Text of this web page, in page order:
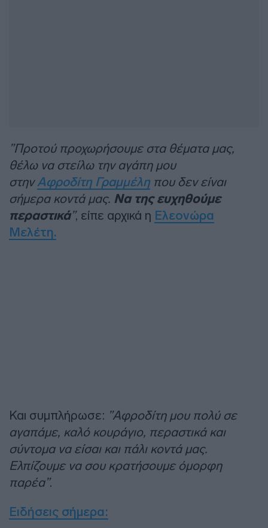
”Προτού προχωρήσουμε στα θέματα μας,
θέλω να στείλω την αγάπη μου
στηνΑφροδίτη Γραμμέληπου δεν είναι
σήμερα κοντά μας. Να της ευχηθούμε
περαστικά”, είπε αρχικά η Ελεονώρα
Μελέτη.
Και συμπλήρωσε: ”Αφροδίτη μου πολύ σε
αγαπάμε, καλό κουράγιο, περαστικά και
σύντομα να είσαι και πάλι κοντά μας.
Ελπίζουμε να σου κρατήσουμε όμορφη
παρέα”.
Ειδήσεις σήμερα: